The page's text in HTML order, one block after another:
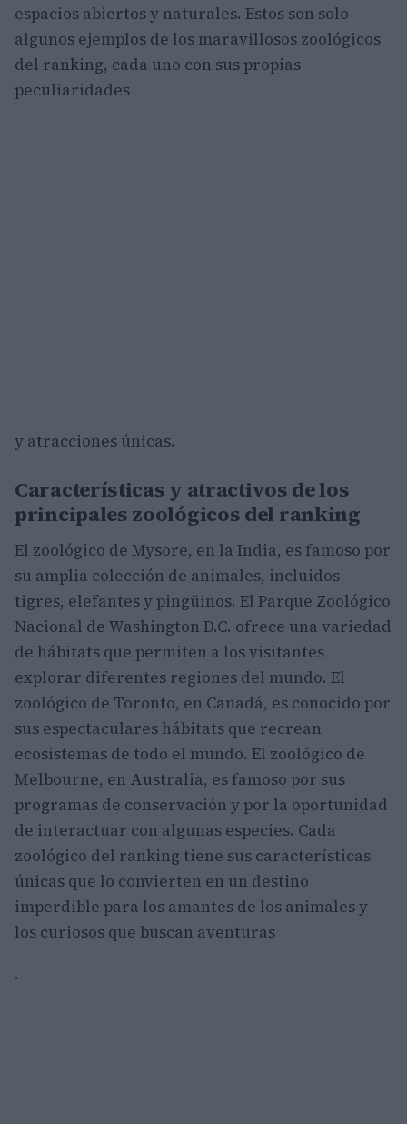
espacios abiertos y naturales. Estos son solo
algunos ejemplos de los maravillosos zoológicos
del ranking, cada uno con sus propias
peculiaridades
y atracciones únicas.
Características y atractivos de los
principales zoológicos del ranking
El zoológico de Mysore, en la India, es famoso por
su amplia colección de animales, incluidos
tigres, elefantes y pingüinos. El Parque Zoológico
Nacional de Washington D.C. ofrece una variedad
de hábitats que permiten a los visitantes
explorar diferentes regiones del mundo. El
zoológico de Toronto, en Canadá, es conocido por
sus espectaculares hábitats que recrean
ecosistemas de todo el mundo. El zoológico de
Melbourne, en Australia, es famoso por sus
programas de conservación y por la oportunidad
de interactuar con algunas especies. Cada
zoológico del ranking tiene sus características
únicas que lo convierten en un destino
imperdible para los amantes de los animales y
los curiosos que buscan aventuras
.